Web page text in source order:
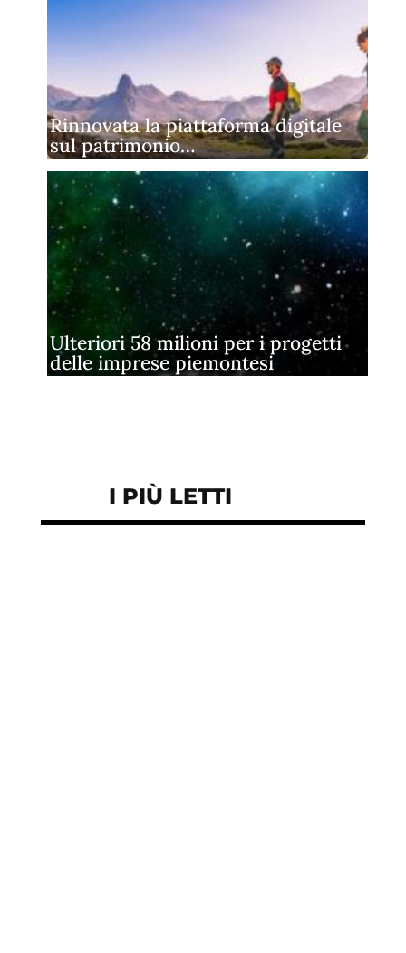
Rinnovata la piattaforma digitale
sul patrimonio…
Ulteriori 58 milioni per i progetti
delle imprese piemontesi
I PIÙ LETTI